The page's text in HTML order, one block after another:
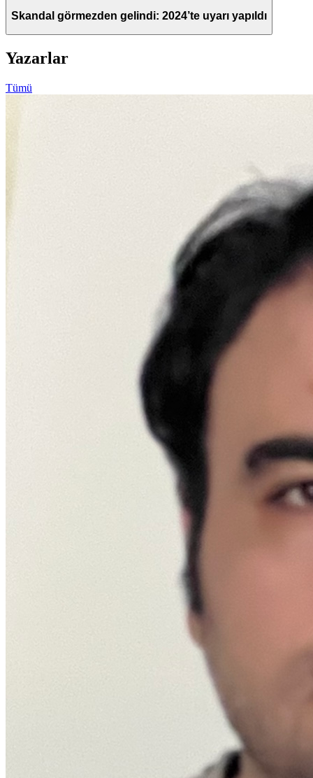
Skandal görmezden gelindi: 2024’te uyarı yapıldı
Yazarlar
Tümü